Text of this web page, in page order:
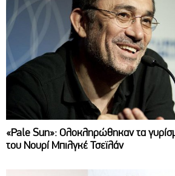
«Pale Sun»: Ολοκληρώθηκαν τα
του Νουρί Μπιλγκέ Τσεϊλάν